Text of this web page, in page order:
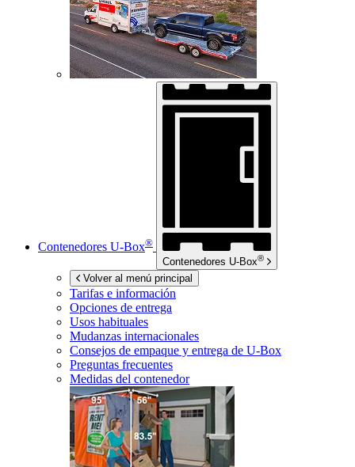
Contenedores U-Box®
Contenedores U-Box®
Volver al menú principal
Tarifas e información
Opciones de entrega
Usos habituales
Mudanzas internacionales
Consejos de empaque y entrega de U-Box
Preguntas frecuentes
Medidas del contenedor